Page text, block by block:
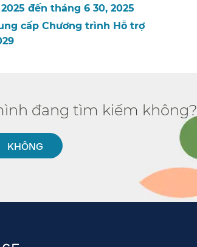
đến tháng 6 30, 2025​​
cấp Chương trình Hỗ trợ
đang tìm kiếm không?​​
KHÔNG​​